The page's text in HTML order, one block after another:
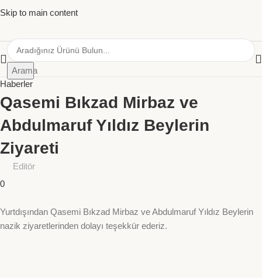
Skip to main content
Arama
Haberler
Qasemi Bıkzad Mirbaz ve
Abdulmaruf Yıldız Beylerin
Ziyareti
Editör
0
Yurtdışından Qasemi Bıkzad Mirbaz ve Abdulmaruf Yıldız Beylerin
nazik ziyaretlerinden dolayı teşekkür ederiz.